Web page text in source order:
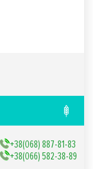
+38(068) 887-81-83
+38(066) 582-38-89